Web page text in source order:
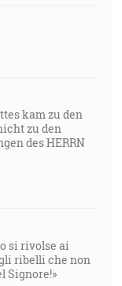
kam zu den
zu den
des HERRN
si rivolse ai
ribelli che non
Signore!»